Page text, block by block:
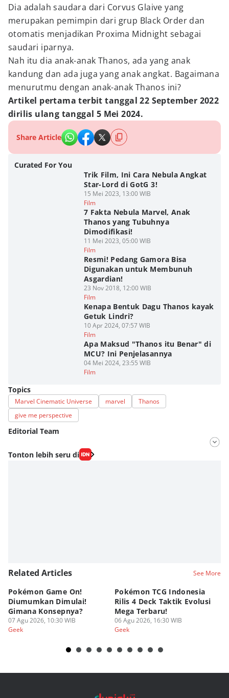
Dia adalah saudara dari Corvus Glaive yang
merupakan pemimpin dari grup Black Order dan
otomatis menjadikan Proxima Midnight sebagai
saudari iparnya.
Nah itu dia anak-anak Thanos, ada yang anak
kandung dan ada juga yang anak angkat. Bagaimana
menurutmu dengan anak-anak Thanos ini?
Artikel pertama terbit tanggal 22 September 2022
dirilis ulang tanggal 5 Mei 2024.
Share Article
Curated For You
Trik Film, Ini Cara Nebula Angkat
Star-Lord di GotG 3!
15 Mei 2023, 13:00 WIB
Film
7 Fakta Nebula Marvel, Anak
Thanos yang Tubuhnya
Dimodifikasi!
11 Mei 2023, 05:00 WIB
Film
Resmi! Pedang Gamora Bisa
Digunakan untuk Membunuh
Asgardian!
23 Nov 2018, 12:00 WIB
Film
Kenapa Bentuk Dagu Thanos kayak
Getuk Lindri?
10 Apr 2024, 07:57 WIB
Film
Apa Maksud "Thanos itu Benar" di
MCU? Ini Penjelasannya
04 Mei 2024, 23:55 WIB
Film
Topics
Marvel Cinematic Universe marvel
Thanos
give me perspective
Editorial Team
Editor
Tonton lebih seru di
Related Articles See More
Pokémon Game On!
Diumumkan Dimulai!
Gimana Konsepnya?
07 Agu 2026, 10:30 WIB
Geek
Pokémon TCG Indonesia
Rilis 4 Deck Taktik Evolusi
Mega Terbaru!
06 Agu 2026, 16:30 WIB
Geek